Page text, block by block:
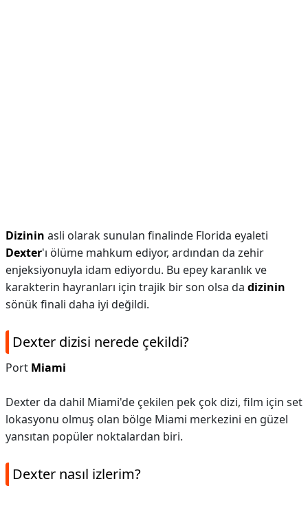
Dizinin asli olarak sunulan finalinde Florida eyaleti
Dexter'ı ölüme mahkum ediyor, ardından da zehir
enjeksiyonuyla idam ediyordu. Bu epey karanlık ve
karakterin hayranları için trajik bir son olsa da dizinin
sönük finali daha iyi değildi.
Dexter dizisi nerede çekildi?
Port Miami
Dexter da dahil Miami'de çekilen pek çok dizi, film için set
lokasyonu olmuş olan bölge Miami merkezini en güzel
yansıtan popüler noktalardan biri.
Dexter nasıl izlerim?